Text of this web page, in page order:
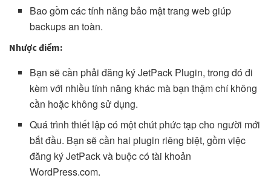
Bao gồm các tính năng bảo mật trang web giúp
backups an toàn.
Nhược điểm:
Bạn sẽ cần phải đăng ký JetPack Plugin, trong đó đi
kèm với nhiều tính năng khác mà bạn thậm chí không
cần hoặc không sử dụng.
Quá trình thiết lập có một chút phức tạp cho người mới
bắt đầu. Bạn sẽ cần hai plugin riêng biệt, gồm việc
đăng ký JetPack và buộc có tài khoản
WordPress.com.